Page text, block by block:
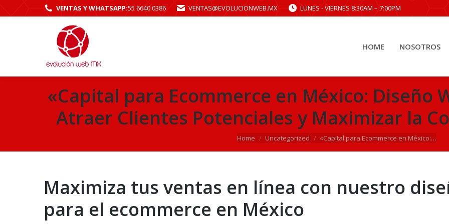
VENTAS Y WHATSAPP:55 6640.0386 VENTAS@EVOLUCIONWEB.MX LUNES - VIERNES 8:30AM – 7:00PM
HOME NOSOTROS
«Capital para Ecommerce en México: Diseño
Atraer Clientes Potenciales y Maximizar la
You are here:
Home Uncategorized «Capital para Ecommerce en México:…
Maximiza tus ventas en línea con nuestro
para el ecommerce en México
HOME NOSOTROS